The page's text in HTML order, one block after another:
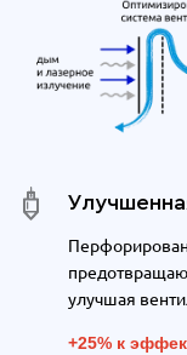
улучшая
+25% к